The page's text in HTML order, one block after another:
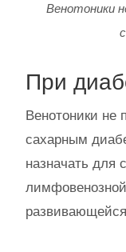
Венотоники
При
Венотоники не
сахарным
назначать для